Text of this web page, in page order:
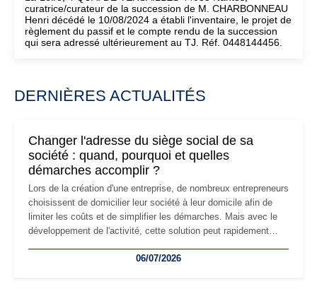
curatrice/curateur de la succession de M. CHARBONNEAU
Henri décédé le 10/08/2024 a établi l'inventaire, le projet de
règlement du passif et le compte rendu de la succession
qui sera adressé ultérieurement au TJ. Réf. 0448144456.
DERNIÈRES ACTUALITÉS
Changer l'adresse du siège social de sa
société : quand, pourquoi et quelles
démarches accomplir ?
Lors de la création d'une entreprise, de nombreux entrepreneurs
choisissent de domicilier leur société à leur domicile afin de
limiter les coûts et de simplifier les démarches. Mais avec le
développement de l'activité, cette solution peut rapidement
professionnels, recrutement, image de marque… Le
06/07/2026